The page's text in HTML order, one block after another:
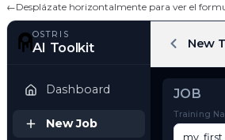
←Desplázate horizontalmente para ver el
OSTRIS
AI Toolkit